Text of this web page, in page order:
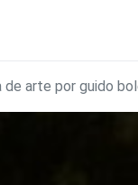
de arte por guido